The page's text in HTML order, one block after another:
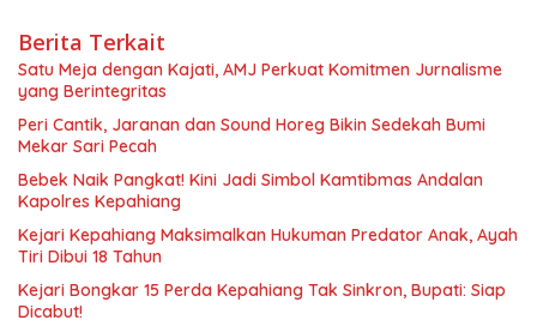
Berita Terkait
Satu Meja dengan Kajati, AMJ Perkuat Komitmen Jurnalisme
yang Berintegritas
Peri Cantik, Jaranan dan Sound Horeg Bikin Sedekah Bumi
Mekar Sari Pecah
Bebek Naik Pangkat! Kini Jadi Simbol Kamtibmas Andalan
Kapolres Kepahiang
Kejari Kepahiang Maksimalkan Hukuman Predator Anak, Ayah
Tiri Dibui 18 Tahun
Kejari Bongkar 15 Perda Kepahiang Tak Sinkron, Bupati: Siap
Dicabut!